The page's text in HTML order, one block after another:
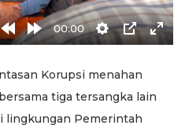
Rewind
10s
Forward
10s
00:00
Settings
PIP
Korupsi menahan
tiga tersangka lain
lingkungan Pemerintah